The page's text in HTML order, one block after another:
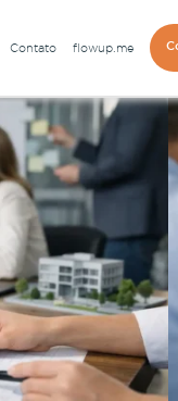
Contato flowup.me